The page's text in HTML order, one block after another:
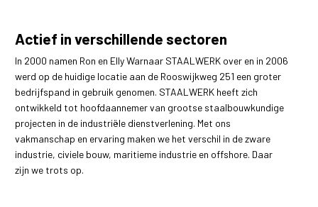
Actief in verschillende sectoren
In 2000 namen Ron en Elly Warnaar STAALWERK over en in 2006
werd op de huidige locatie aan de Rooswijkweg 251 een groter
bedrijfspand in gebruik genomen. STAALWERK heeft zich
ontwikkeld tot hoofdaannemer van grootse staalbouwkundige
projecten in de industriële dienstverlening. Met ons
vakmanschap en ervaring maken we het verschil in de zware
industrie, civiele bouw, maritieme industrie en offshore. Daar
zijn we trots op.